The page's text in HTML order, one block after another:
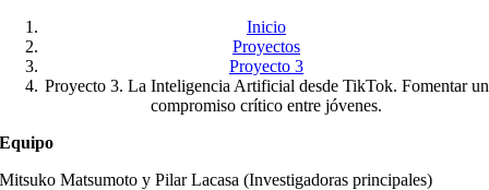
Inicio
Proyectos
Proyecto 3
Proyecto 3. La Inteligencia Artificial desde TikTok. Fomentar un
compromiso crítico entre jóvenes.
Equipo
Mitsuko Matsumoto y Pilar Lacasa (Investigadoras principales)